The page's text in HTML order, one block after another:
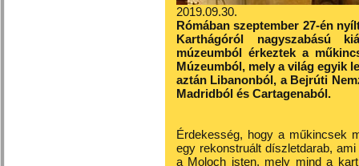
2019.09.30.
Rómában szeptember 27-én
Karthágóról nagyszabású
múzeumból érkeztek a
Múzeumból, mely a világ egyik
aztán Libanonból, a Bejrúti
Madridból és Cartagenaból.
Érdekesség, hogy a műkincsek
egy rekonstruált díszletdarab,
a Moloch isten, mely mind a